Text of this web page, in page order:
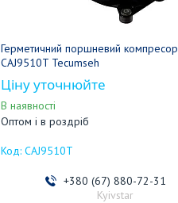
Герметичний поршневий компресор
CAJ9510T Tecumseh
Ціну уточнюйте
В наявності
Оптом і в роздріб
CAJ9510T
+380 (67) 880-72-31
Kyivstar